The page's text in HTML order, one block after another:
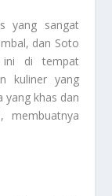
yang sangat
dan Soto
ini di tempat
kuliner yang
yang khas dan
membuatnya